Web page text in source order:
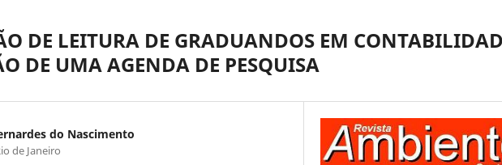
DE LEITURA DE GRADUANDOS EM
DE UMA AGENDA DE PESQUISA
do Nascimento
de Janeiro